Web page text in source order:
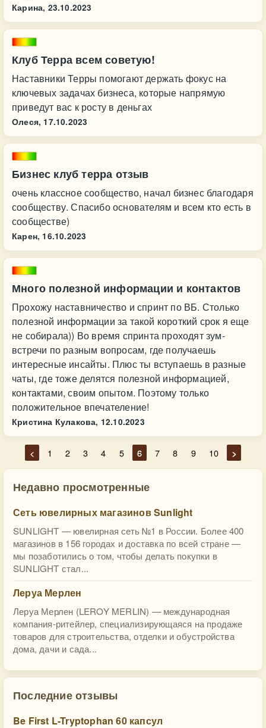
Карина, 23.10.2023
Клуб Терра всем советую!
Наставники Терры помогают держать фокус на
ключевых задачах бизнеса, которые напрямую
приведут вас к росту в деньгах
Олеся, 17.10.2023
Бизнес клуб терра отзыв
очень классное сообщество, начал бизнес благодаря
сообществу. Спасибо основателям и всем кто есть в
сообществе)
Карен, 16.10.2023
Много полезной информации и контактов
Прохожу наставничество и спринт по ВБ. Столько
полезной информации за такой короткий срок я еще
не собирала)) Во время спринта проходят зум-
встречи по разным вопросам, где получаешь
интересные инсайты. Плюс ты вступаешь в разные
чаты, где тоже делятся полезной информацией,
контактами, своим опытом. Поэтому только
положительное впечателение!
Кристина Кулакова, 12.10.2023
< 1 2 3 4 5 6 7 8 9 10 >
Недавно просмотренные
Сеть ювелирных магазинов Sunlight
SUNLIGHT — ювелирная сеть №1 в России. Более 400
магазинов в 156 городах и доставка по всей стране —
мы позаботились о том, чтобы делать покупки в
SUNLIGHT стал...
Леруа Мерлен
Леруа Мерлен (LEROY MERLIN) — международная
компания-ритейлер, специализирующаяся на продаже
товаров для строительства, отделки и обустройства
дома, дачи и сада...
Последние отзывы
Be First L-Tryptophan 60 капсул